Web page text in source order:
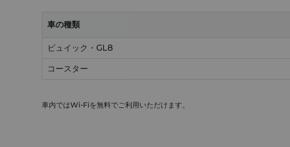
車の種類
ビュイック・GL8
コースター
車内ではWi-Fiを無料でご利用いただけます。